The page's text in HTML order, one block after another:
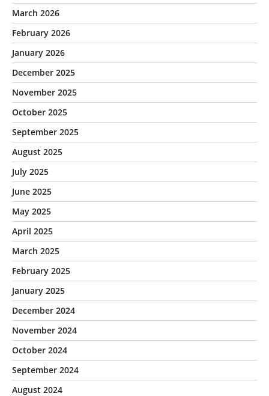
March 2026
February 2026
January 2026
December 2025
November 2025
October 2025
September 2025
August 2025
July 2025
June 2025
May 2025
April 2025
March 2025
February 2025
January 2025
December 2024
November 2024
October 2024
September 2024
August 2024